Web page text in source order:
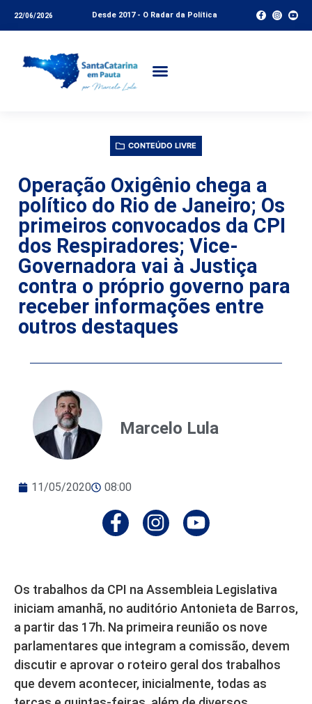
22/06/2026 Desde 2017 - O Radar da Política
CONTEÚDO LIVRE
Operação Oxigênio chega a
político do Rio de Janeiro; Os
primeiros convocados da CPI
dos Respiradores; Vice-
Governadora vai à Justiça
contra o próprio governo para
receber informações entre
outros destaques
Marcelo Lula
11/05/2020 08:00
Os trabalhos da CPI na Assembleia Legislativa
iniciam amanhã, no auditório Antonieta de Barros,
a partir das 17h. Na primeira reunião os nove
parlamentares que integram a comissão, devem
discutir e aprovar o roteiro geral dos trabalhos
que devem acontecer, inicialmente, todas as